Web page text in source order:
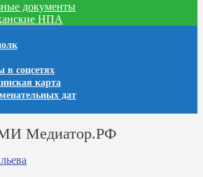
документы
НПА
соцсетях
карта
дат
Медиатор.РФ